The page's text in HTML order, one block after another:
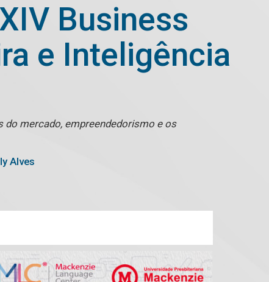
Business
e Inteligência
do mercado, empreendedorismo e os
Alves